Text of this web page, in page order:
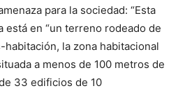
para la sociedad: “Esta
en “un terreno rodeado de
habitación, la zona habitacional
a menos de 100 metros de
33 edificios de 10